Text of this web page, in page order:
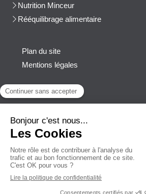
Nutrition Minceur
Rééquilibrage alimentaire
Plan du site
Mentions légales
Contact
cblanchard@beep-consulting.com
Contacter Cyril